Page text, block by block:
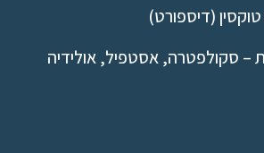
טוקסין (דיספורט)
– סקולפטרה, אסטפיל, אולידיה